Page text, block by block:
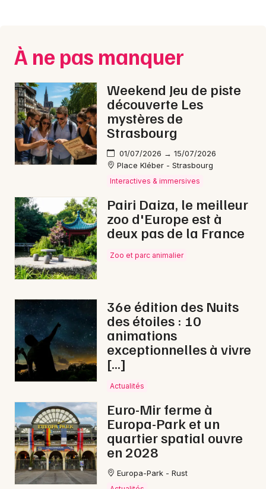
À ne pas manquer
Weekend Jeu de piste
découverte Les
mystères de
Strasbourg
01/07/2026 → 15/07/2026
Place Kléber - Strasbourg
Interactives & immersives
Pairi Daiza, le meilleur
zoo d'Europe est à
deux pas de la France
Zoo et parc animalier
36e édition des Nuits
des étoiles : 10
animations
exceptionnelles à vivre
[…]
Actualités
Euro-Mir ferme à
Europa-Park et un
quartier spatial ouvre
en 2028
Europa-Park - Rust